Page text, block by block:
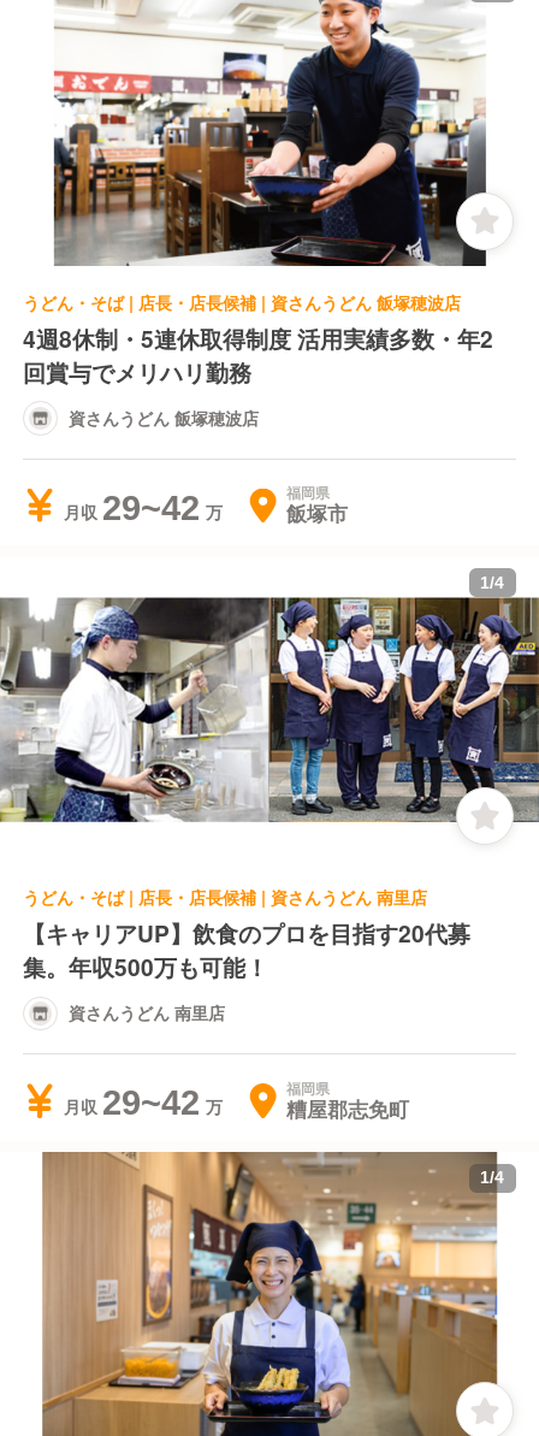
うどん・そば | 店長・店長候補 | 資さんうどん 飯塚穂波店
4週8休制・5連休取得制度 活用実績多数・年2
回賞与でメリハリ勤務
資さんうどん 飯塚穂波店
月収 29~42 福岡県
飯塚市
1/4
うどん・そば | 店長・店長候補 | 資さんうどん 南里店
【キャリアUP】飲食のプロを目指す20代募
集。年収500万も可能！
資さんうどん 南里店
月収 29~42 福岡県
糟屋郡志免町
1/4